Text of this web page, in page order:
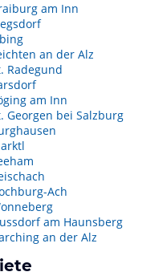
am Inn
an der Alz
Radegund
am Inn
Georgen bei Salzburg
Ach
am Haunsberg
an der Alz